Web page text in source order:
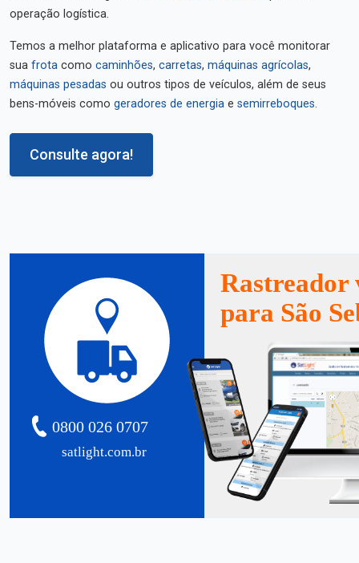
operação logística.
Temos a melhor plataforma e aplicativo para você monitorar
sua frota como caminhões, carretas, máquinas agrícolas,
máquinas pesadas ou outros tipos de veículos, além de seus
bens-móveis como geradores de energia e semirreboques.
Consulte agora!
satlight.com.br
0800 026 0707
Rastreador
para São